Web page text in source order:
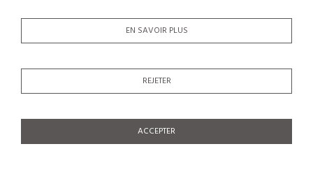
EN SAVOIR PLUS
REJETER
ACCEPTER
CRÉER UN COMPTE